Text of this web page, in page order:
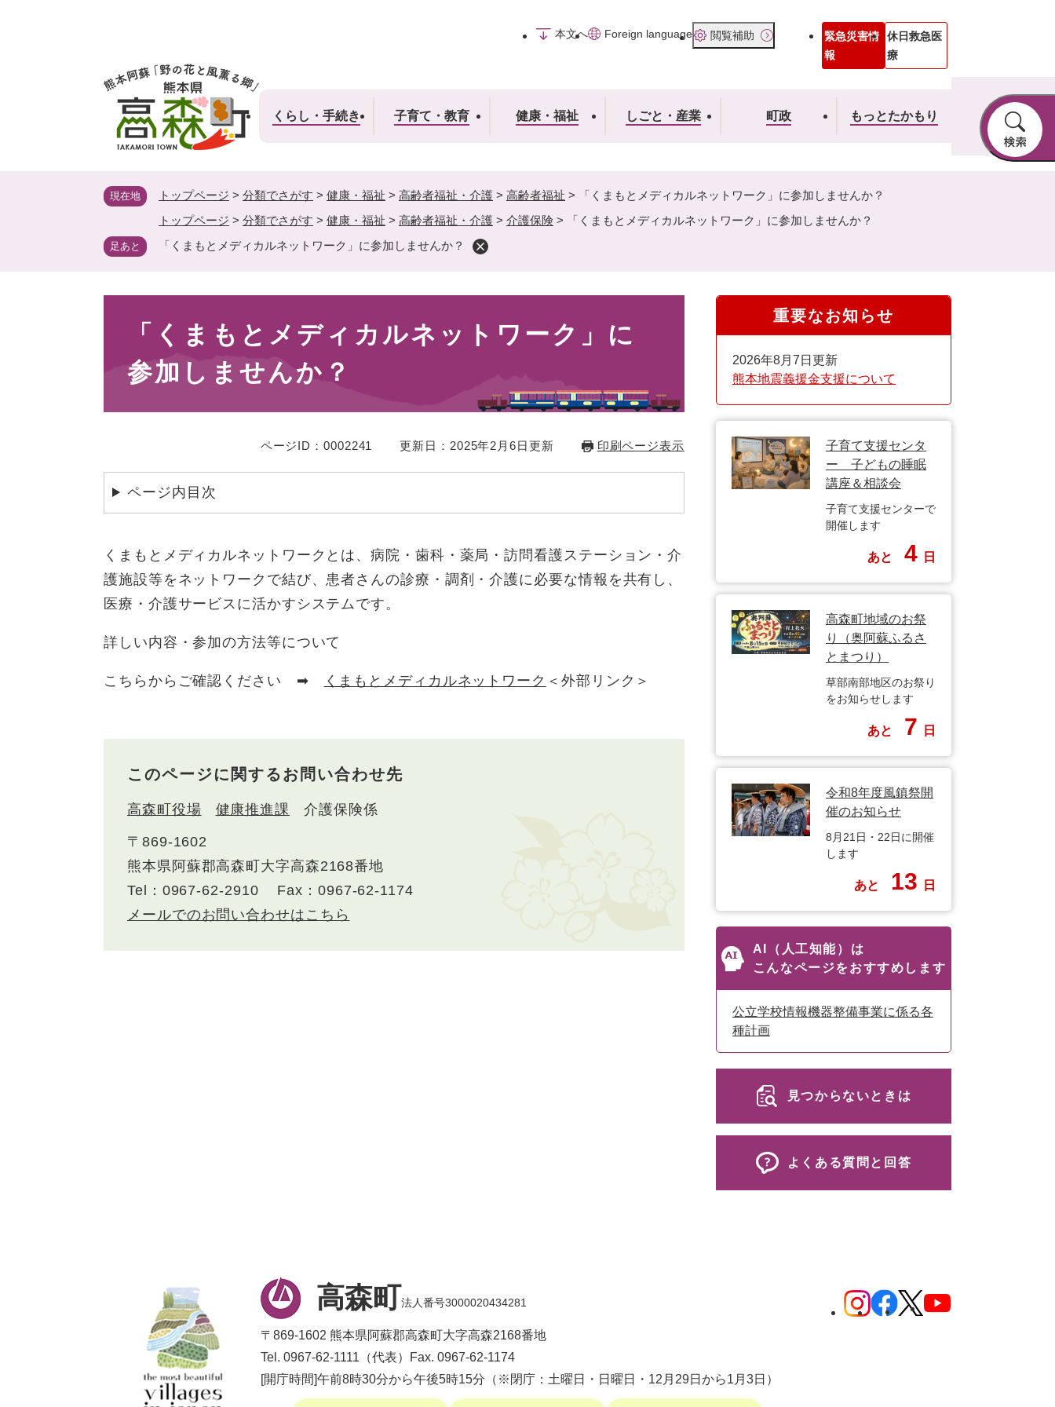
本文へ
Foreign language 閲覧補助
くらし・手続き 子育て・教育 健康・福祉 しごと・産業 町政 もっとたかもり
緊急災害情
報
休日救急医
療
現在地 トップページ > 分類でさがす > 健康・福祉 > 高齢者福祉・介護 > 高齢者福祉 >
「くまもとメディカルネットワーク」に参加しませんか？
トップページ > 分類でさがす > 健康・福祉 > 高齢者福祉・介護 > 介護保険 > 「くまもとメディカルネットワーク」に参加しませんか？
足あと 「くまもとメディカルネットワーク」に参加しませんか？
「くまもとメディカルネットワーク」に
参加しませんか？
ページID：0002241 更新日：2025年2月6日更新 印刷ページ表示
ページ内目次
くまもとメディカルネットワークとは、病院・歯科・薬局・訪問看護ステーション・介
護施設等をネットワークで結び、患者さんの診療・調剤・介護に必要な情報を共有し、
医療・介護サービスに活かすシステムです。
詳しい内容・参加の方法等について
こちらからご確認ください ➡ くまもとメディカルネットワーク​ ＜外部リンク＞
このページに関するお問い合わせ先
高森町役場 健康推進課 介護保険係
〒869-1602
熊本県阿蘇郡高森町大字高森2168番地
Tel：0967-62-2910
Fax：0967-62-1174
メールでのお問い合わせはこちら
重要なお知らせ
2026年8月7日更新
熊本地震義援金支援について
子育て支援センタ
ー 子どもの睡眠
講座＆相談会
子育て支援センターで
開催します
あと 4 日
高森町地域のお祭
り（奥阿蘇ふるさ
とまつり）
草部南部地区のお祭り
をお知らせします
あと 7 日
令和8年度風鎮祭開
催のお知らせ
8月21日・22日に開催
します
あと 13 日
AI（人工知能）は
こんなページをおすすめします
公立学校情報機器整備事業に係る各
種計画
見つからないときは
よくある質問と回答
高森町法人番号3000020434281
〒869-1602 熊本県阿蘇郡高森町大字高森2168番地
Tel. 0967-62-1111（代表）
Fax. 0967-62-1174
[開庁時間]午前8時30分から午後5時15分（※閉庁：土曜日・日曜日・12月29日から1月3日）